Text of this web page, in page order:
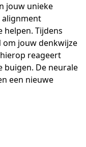
jouw unieke
alignment
helpen. Tijdens
om jouw denkwijze
reageert
buigen. De neurale
een nieuwe